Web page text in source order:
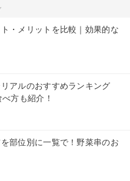
・メリットを比較｜効果的な
アルのおすすめランキング
方も紹介！
部位別に一覧で！野菜串のお